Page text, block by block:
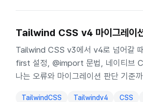
Tailwind CSS v4 마이그레이
Tailwind CSS v3에서 v4로 넘어갈
first 설정, @import 문법, 네이티브
나는 오류와 마이그레이션 판단 기준
TailwindCSS Tailwindv4 CSS